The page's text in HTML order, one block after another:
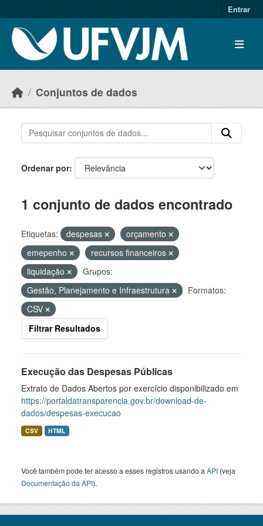
Entrar
Conjuntos de dados
Ordenar por
1 conjunto de dados encontrado
Etiquetas: despesas
orçamento
emepenho
recursos financeiros
liquidação
Grupos:
Gestão, Planejamento e Infraestrutura
Formatos:
CSV
Filtrar Resultados
Execução das Despesas Públicas
Extrato de Dados Abertos por exercício disponibilizado em
https://portaldatransparencia.gov.br/download-de-
dados/despesas-execucao
CSV HTML
Você também pode ter acesso a esses registros usando a API (veja
Documentação da API).